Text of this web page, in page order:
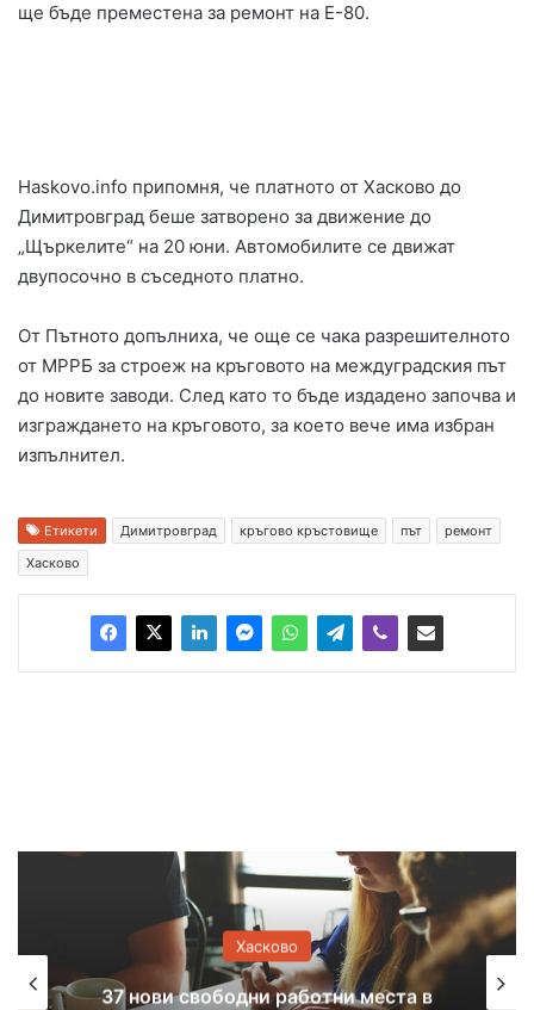
ще бъде преместена за ремонт на Е-80.
Haskovo.info припомня, че платното от Хасково до
Димитровград беше затворено за движение до
„Щъркелите“ на 20 юни. Автомобилите се движат
двупосочно в съседното платно.
От Пътното допълниха, че още се чака разрешителното
от МРРБ за строеж на кръговото на междуградския път
до новите заводи. След като то бъде издадено започва и
изграждането на кръговото, за което вече има избран
изпълнител.
Етикети Димитровград кръгово кръстовище път
ремонт
Хасково
в
Хасково
Спука се главен водопровод